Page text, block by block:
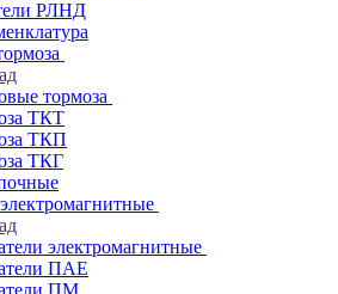
РЛНД
тормоза
ТКТ
ТКП
ТКГ
электромагнитные
ПАЕ
ПМ